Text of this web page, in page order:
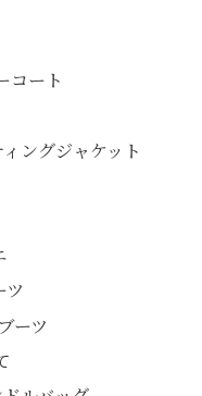
コート
ングジャケット
ーツ